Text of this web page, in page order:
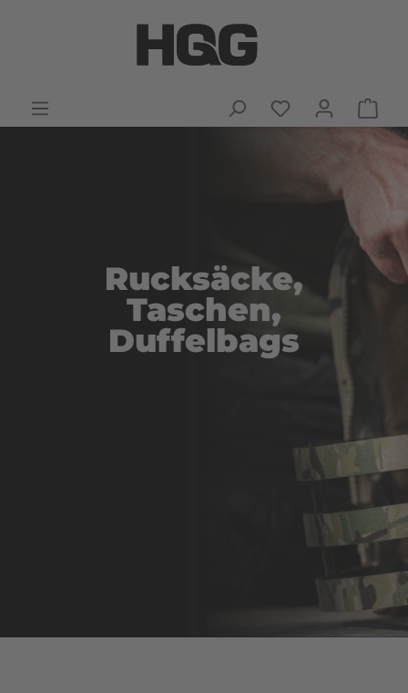
Rucksäcke,
Taschen,
Duffelbags